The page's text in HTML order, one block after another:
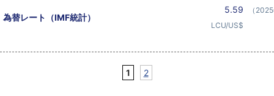
為替レート（IMF統計）
5.59
LCU/US$
（
1 2